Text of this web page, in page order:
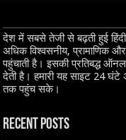
देश में सबसे तेजी से बढ़ती हुई
अधिक विश्वसनीय, प्रामाणिक
पहुंचाती है। इसकी प्रतिबद्ध
देती है। हमारी यह साइट 24
तक पहुंच सके।
Recent Posts